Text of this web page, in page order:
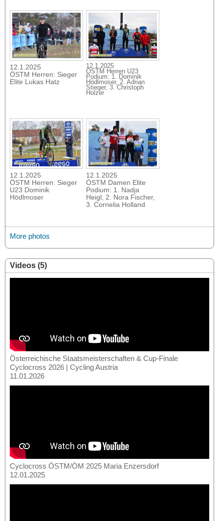
12.1.2025
ÖSTM Herren: Sieger
Elite Lukas Hatz
12.1.2025
ÖSTM Herren U23
Podium: 1. Dominik
Hödlmoser, 2. Adrian
Stieger, 3. Christoph
Holzer
12.1.2025
ÖSTM Herren: Sieger
U23 Dominik
Hödlmoser
12.1.2025
ÖSTM Damen Elite
Podium: 1. Nadja
Heigl, 2. Nora Fischer,
3. Cornelia Holland
More photos
Videos (5)
Österreichische Staatsmeisterschaften & Cup-Finale
Cyclocross 2026 | Cycling Austria
11.01.2026
Cyclocross ÖSTM/ÖM 2025 Maria Enzersdorf
12.01.2025